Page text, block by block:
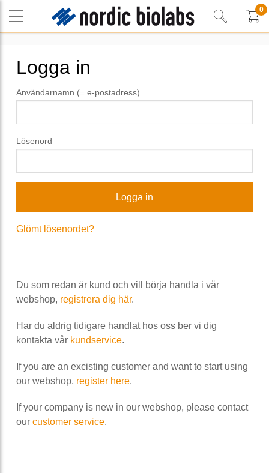
0
Logga in
Användarnamn (= e-postadress)
Lösenord
Glömt lösenordet?
Du som redan är kund och vill börja handla i vår
webshop, registrera dig här.
Har du aldrig tidigare handlat hos oss ber vi dig
kontakta vår kundservice.
If you are an excisting customer and want to start using
our webshop, register here.
If your company is new in our webshop, please contact
our customer service.